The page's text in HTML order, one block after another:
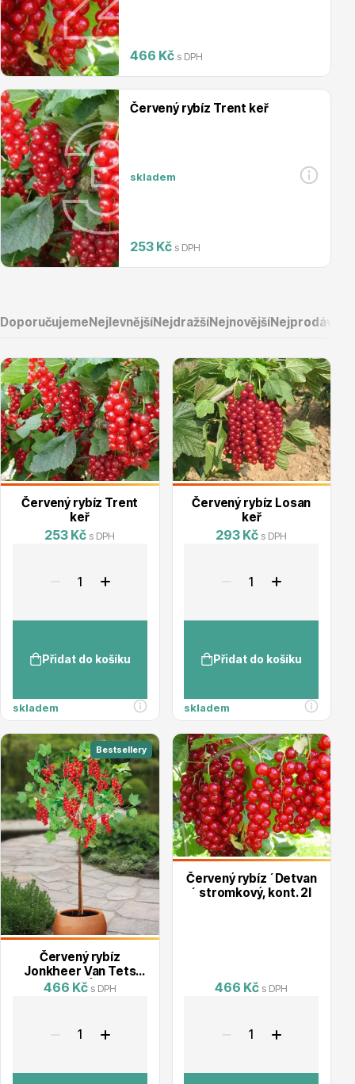
Magnólie
Semena, sadba
Vodní rostliny
Květináče
Nářadí, příslušenství
466 Kč s DPH
Červený rybíz Trent keř
skladem
253 Kč s DPH
DoporučujemeNejlevnějšíNejdražšíNejnovější
Červený rybíz Trent
keř
253 Kč s DPH
Přidat do košíku
skladem
Červený rybíz Losan
keř
293 Kč s DPH
Přidat do košíku
skladem
Bestsellery
Červený rybíz
Jonkheer Van Tets
STROMKOVÁ, kont.2l
466 Kč s DPH
Červený rybíz ´Detvan
´ stromkový, kont. 2l
466 Kč s DPH